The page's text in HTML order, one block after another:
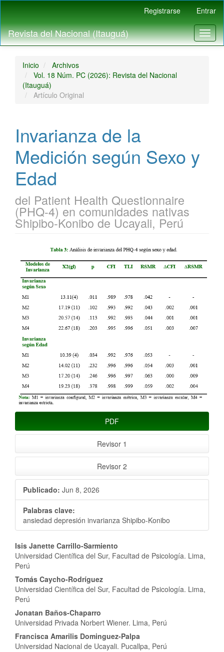
Contenido
principal
Barra
Registrarse Entrar
Revista del Nacional (Itauguá)
Inicio
Archivos
Vol. 18 Núm. PC (2026): Revista del Nacional
(Itauguá)
Artículo Original
Invarianza de la
Medición según Sexo y
Edad
del Patient Health Questionnaire
(PHQ-4) en comunidades nativas
Shipibo-Konibo de Ucayali, Perú
Barra
lateral
del
artículo
PDF
Revisor 1
Revisor 2
Publicado: Jun 8, 2026
Palabras clave:
ansiedad depresión invarianza Shipibo-Konibo
Contenido
principal
del
artículo
Isis Janette Carrillo-Sarmiento
Universidad Científica del Sur, Facultad de Psicología. Lima,
Perú
Tomás Caycho-Rodríguez
Universidad Científica del Sur, Facultad de Psicología. Lima,
Perú
Jonatan Baños-Chaparro
Universidad Privada Norbert Wiener. Lima, Perú
Francisca Amarilis Dominguez-Palpa
Universidad Nacional de Ucayali. Pucallpa, Perú